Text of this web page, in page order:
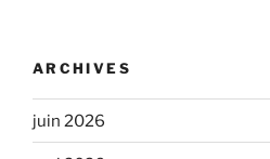
ARCHIVES
juin 2026